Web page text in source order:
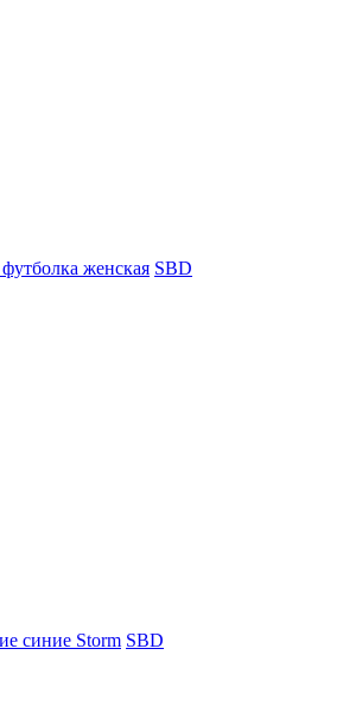
женская SBD
синие Storm SBD